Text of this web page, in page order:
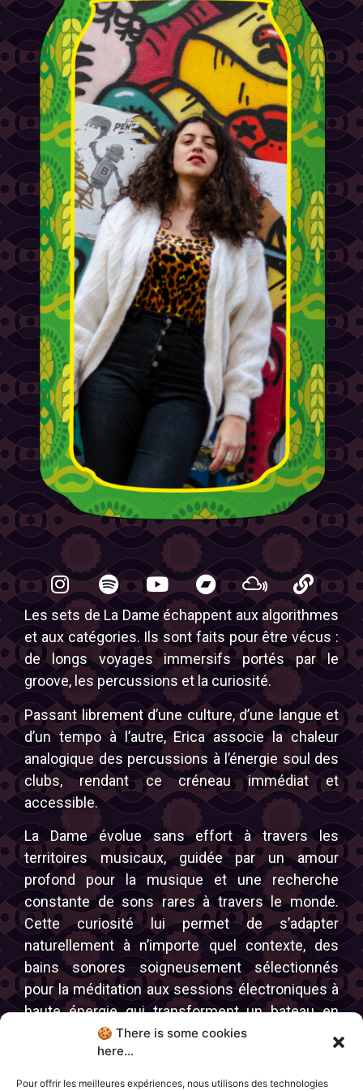
🍪 There is some cookies
here...
Pour offrir les meilleures expériences, nous utilisons des technologies
Les sets de La Dame échappent aux algorithmes
et aux catégories. Ils sont faits pour être vécus :
de longs voyages immersifs portés par le
groove, les percussions et la curiosité.
Passant librement d’une culture, d’une langue et
d’un tempo à l’autre, Erica associe la chaleur
analogique des percussions à l’énergie soul des
clubs, rendant ce créneau immédiat et
accessible.
La Dame évolue sans effort à travers les
territoires musicaux, guidée par un amour
profond pour la musique et une recherche
constante de sons rares à travers le monde.
Cette curiosité lui permet de s’adapter
naturellement à n’importe quel contexte, des
bains sonores soigneusement sélectionnés
pour la méditation aux sessions électroniques à
haute énergie qui transforment un bateau en
piste de danse mobile. Son éventail n’est pas
stratégique, il est instinctif, façonné par l’écoute,
la présence et l’expérience.